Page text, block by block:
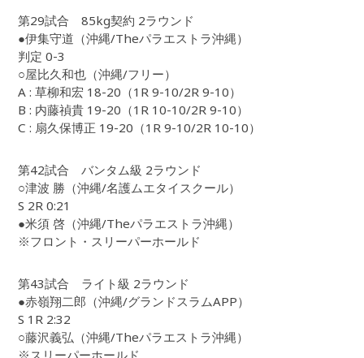
第29試合 85kg契約 2ラウンド
●伊集守道（沖縄/Theパラエストラ沖縄）
判定 0-3
○屋比久和也（沖縄/フリー）
A : 草柳和宏 18-20（1R 9-10/2R 9-10）
B : 内藤禎貴 19-20（1R 10-10/2R 9-10）
C : 扇久保博正 19-20（1R 9-10/2R 10-10）
第42試合 バンタム級 2ラウンド
○津波 勝（沖縄/名護ムエタイスクール）
S 2R 0:21
●米須 啓（沖縄/Theパラエストラ沖縄）
※フロント・スリーパーホールド
第43試合 ライト級 2ラウンド
●赤嶺翔二郎（沖縄/グランドスラムAPP）
S 1R 2:32
○藤沢義弘（沖縄/Theパラエストラ沖縄）